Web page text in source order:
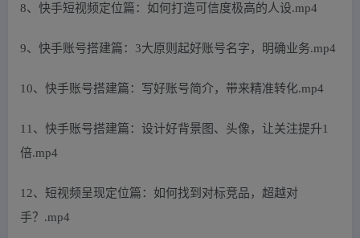
8、快手短视频定位篇：如何打造可信度极高的人设.mp4
9、快手账号搭建篇：3大原则起好账号名字，明确业务.mp4
10、快手账号搭建篇：写好账号简介，带来精准转化.mp4
11、快手账号搭建篇：设计好背景图、头像，让关注提升1
倍.mp4
12、短视频呈现定位篇：如何找到对标竞品，超越对
手？.mp4